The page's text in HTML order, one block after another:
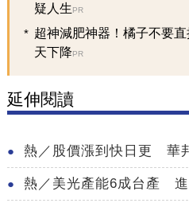
疑人生PR
超神減肥神器！橘子不要
天下降PR
延伸閱讀
熱／股價漲到快日更 華
熱／美光產能6成台產 進